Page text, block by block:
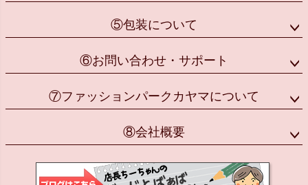
⑤包装について
⑥お問い合わせ・サポート
⑦ファッションパークカヤマについて
⑧会社概要